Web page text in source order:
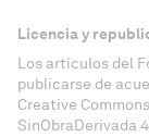
Licencia y
Los artículos del
publicarse de
Creative
SinObraDerivada